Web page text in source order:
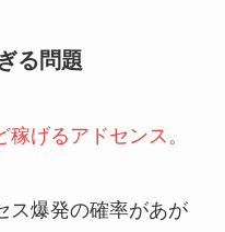
る問題
げるアドセンス。
ス爆発の確率があが